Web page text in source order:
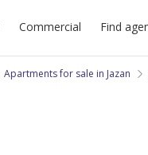
Commercial Find
Apartments for sale in Jazan